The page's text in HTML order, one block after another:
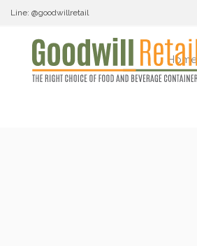
Line: @goodwillretail
Home